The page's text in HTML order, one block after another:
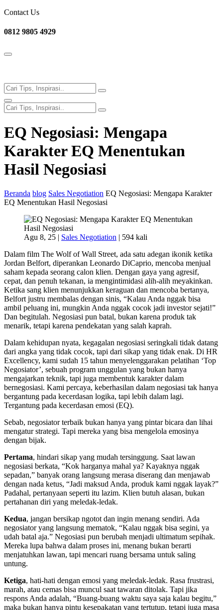
Contact Us
0812 9805 4929
EQ Negosiasi: Mengapa
Karakter EQ Menentukan
Hasil Negosiasi
Beranda blog Sales Negotiation EQ Negosiasi: Mengapa Karakter
EQ Menentukan Hasil Negosiasi
Agu 8, 25 | Sales Negotiation | 594 kali
Dalam film The Wolf of Wall Street, ada satu adegan ikonik ketika
Jordan Belfort, diperankan Leonardo DiCaprio, mencoba menjual
saham kepada seorang calon klien. Dengan gaya yang agresif,
cepat, dan penuh tekanan, ia mengintimidasi alih-alih meyakinkan.
Ketika sang klien menunjukkan keraguan dan mencoba bertanya,
Belfort justru membalas dengan sinis, “Kalau Anda nggak bisa
ambil peluang ini, mungkin Anda nggak cocok jadi investor sejati!”
Dan begitulah. Negosiasi pun batal, bukan karena produk tak
menarik, tetapi karena pendekatan yang salah kaprah.
Dalam kehidupan nyata, kegagalan negosiasi seringkali tidak datang
dari angka yang tidak cocok, tapi dari sikap yang tidak enak. Di HR
Excellency, kami sudah 15 tahun menyelenggarakan pelatihan ‘Top
Negosiator’, sebuah program unggulan yang bukan hanya
mengajarkan teknik, tapi juga membentuk karakter dalam
bernegosiasi. Kami percaya, keberhasilan dalam negosiasi tak hanya
bergantung pada kecerdasan logika, tapi lebih dalam lagi.
Tergantung pada kecerdasan emosi (EQ).
Sebab, negosiator terbaik bukan hanya yang pintar bicara dan lihai
mengatur strategi. Tapi mereka yang bisa mengelola emosinya
dengan bijak.
Pertama, hindari sikap yang mudah tersinggung. Saat lawan
negosiasi berkata, “Kok harganya mahal ya? Kayaknya nggak
sepadan,” banyak orang langsung merasa diserang dan menjawab
dengan nada ketus, “Jadi maksud Anda, produk kami nggak layak?”
Padahal, pertanyaan seperti itu lazim. Klien butuh alasan, bukan
pertahanan diri yang meledak-ledak.
Kedua, jangan bersikap ngotot dan ingin menang sendiri. Ada
negosiator yang langsung mematok, “Kalau nggak bisa segini, ya
udah batal aja.” Negosiasi pun berubah menjadi ultimatum sepihak.
Mereka lupa bahwa dalam proses ini, menang bukan berarti
menjatuhkan lawan, tapi mencari ruang bersama untuk saling
untung.
Ketiga, hati-hati dengan emosi yang meledak-ledak. Rasa frustrasi,
marah, atau cemas bisa muncul saat tawaran ditolak. Tapi jika
respons Anda adalah, “Buang-buang waktu saya saja kalau begitu,”
maka bukan hanya pintu kesepakatan yang tertutup, tetapi juga masa